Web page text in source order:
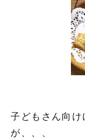
子どもさん向
が、、、